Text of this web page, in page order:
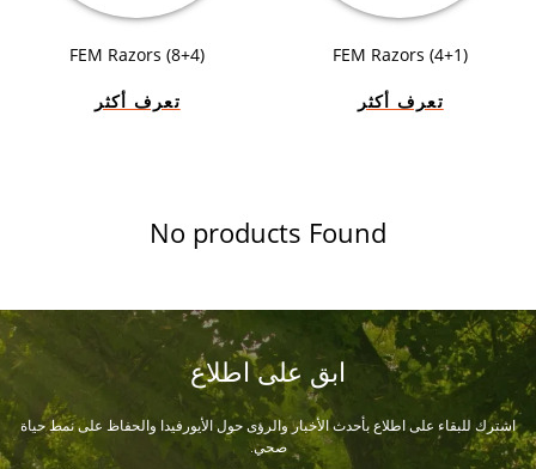
FEM Razors (4+1)
تعرف أكثر
FEM Razors (8+4)
تعرف أكثر
No products Found
ابق على اطلاع
اشترك للبقاء على اطلاع بأحدث الأخبار والرؤى حول الأيورفيدا والحفاظ على نمط حياة
صحي.